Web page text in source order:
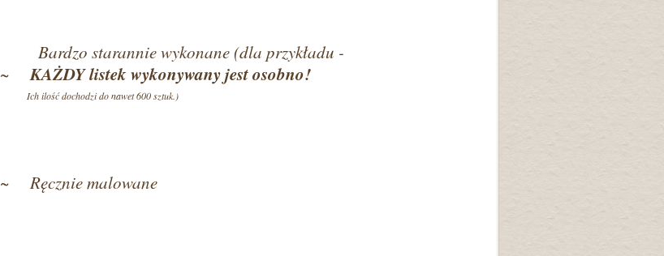
Bardzo starannie wykonane (dla przykładu -
~KAŻDY listek wykonywany jest osobno!
Ich ilość dochodzi do nawet 600 sztuk.)
~ Ręcznie malowane